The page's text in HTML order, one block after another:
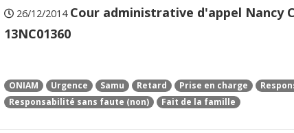
26/12/2014 Cour administrative d'appel Nancy
13NC01360
ONIAM Urgence Samu Retard Prise en charge
Responsabilité sans faute (non)
Fait de la famille